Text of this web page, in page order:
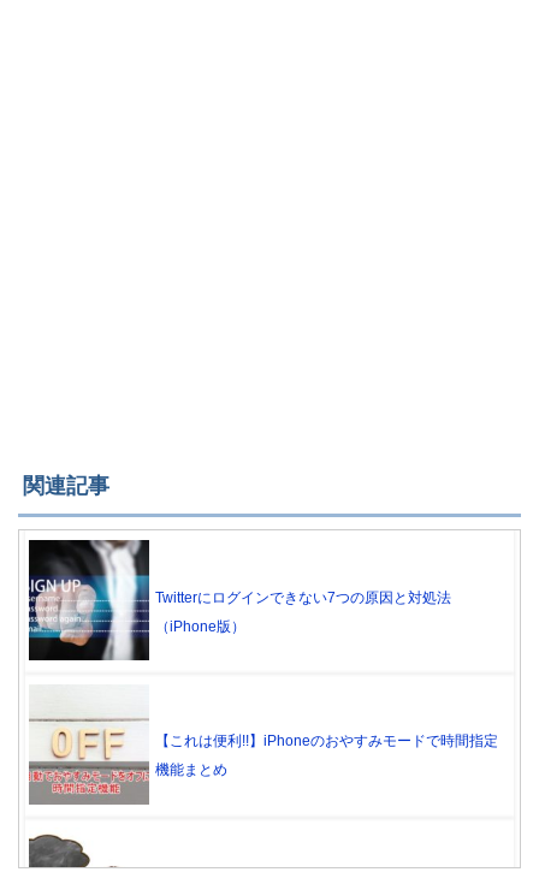
関連記事
Twitterにログインできない7つの原因と対処法
（iPhone版）
【これは便利!!】iPhoneのおやすみモードで時間指定
機能まとめ